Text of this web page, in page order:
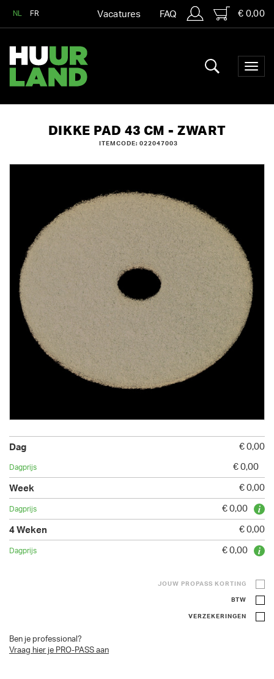
NL FR Vacatures FAQ € 0,00
DIKKE PAD 43 CM - ZWART
ITEMCODE: 022047003
€ 0,00
€ 0,00
€ 0,00
€ 0,00
€ 0,00
€ 0,00
JOUW PROPASS KORTING
BTW
VERZEKERINGEN
Ben je professional?
Vraag hier je PRO-PASS aan